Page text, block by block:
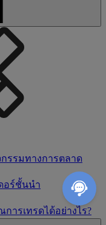
รรมทางการตลาด
อร์ชั้นนำ
ารเทรดได้อย่างไร?